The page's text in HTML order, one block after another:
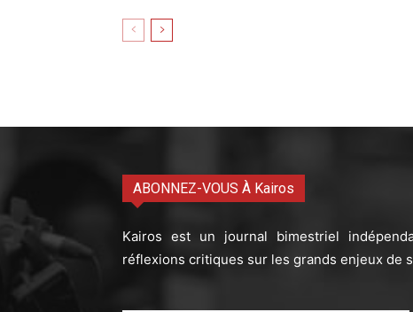
ABONNEZ-VOUS À Kairos
Kairos est un journal bimestriel
réflexions critiques sur les grands enjeux de